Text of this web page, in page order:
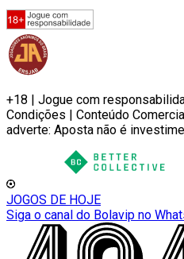
+18 | Jogue com
Condições | Conteúdo
adverte: Aposta não é
JOGOS DE HOJE
Siga o canal do Bolavip no